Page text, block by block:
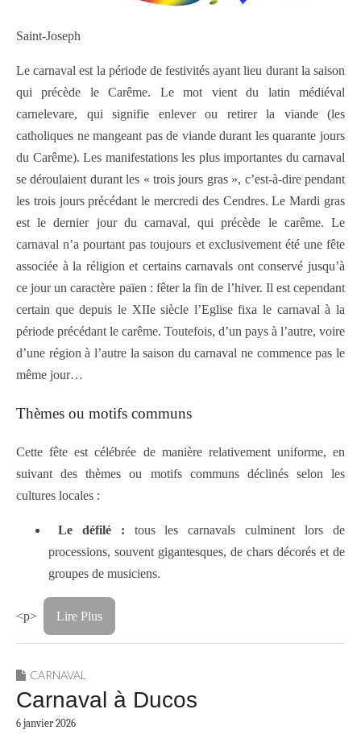
Saint-Joseph
Le carnaval est la période de festivités ayant lieu durant la saison
qui précède le Carême. Le mot vient du latin médiéval
carnelevare, qui signifie enlever ou retirer la viande (les
catholiques ne mangeant pas de viande durant les quarante jours
du Carême). Les manifestations les plus importantes du carnaval
se déroulaient durant les « trois jours gras », c’est-à-dire pendant
les trois jours précédant le mercredi des Cendres. Le Mardi gras
est le dernier jour du carnaval, qui précède le carême. Le
carnaval n’a pourtant pas toujours et exclusivement été une fête
associée à la réligion et certains carnavals ont conservé jusqu’à
ce jour un caractère païen : fêter la fin de l’hiver. Il est cependant
certain que depuis le XIIe siècle l’Eglise fixa le carnaval à la
période précédant le carême. Toutefois, d’un pays à l’autre, voire
d’une région à l’autre la saison du carnaval ne commence pas le
même jour…
Thèmes ou motifs communs
Cette fête est célébrée de manière relativement uniforme, en
suivant des thèmes ou motifs communs déclinés selon les
cultures locales :
Le défilé : tous les carnavals culminent lors de
processions, souvent gigantesques, de chars décorés et de
groupes de musiciens.
<p> Lire Plus
CARNAVAL
Carnaval à Ducos
6 janvier 2026